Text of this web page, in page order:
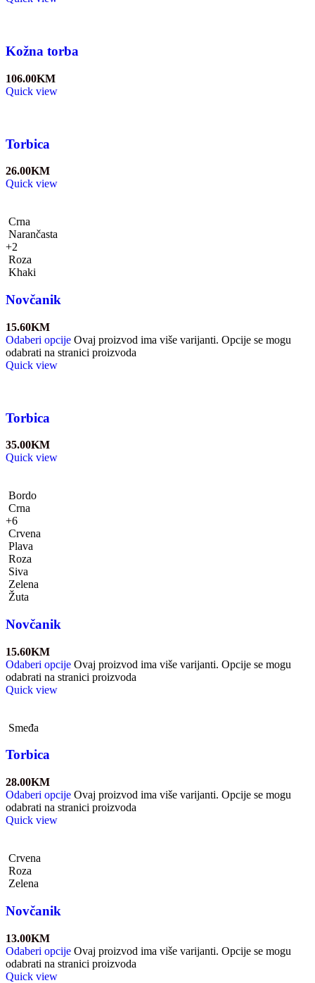
Kožna torba
106.00KM
Quick view
Torbica
26.00KM
Quick view
Crna
Narančasta
+2
Roza
Khaki
Novčanik
15.60KM
Odaberi opcije Ovaj proizvod ima više varijanti. Opcije se mogu
odabrati na stranici proizvoda
Quick view
Torbica
35.00KM
Quick view
Bordo
Crna
+6
Crvena
Plava
Roza
Siva
Zelena
Žuta
Novčanik
15.60KM
Odaberi opcije Ovaj proizvod ima više varijanti. Opcije se mogu
odabrati na stranici proizvoda
Quick view
Smeđa
Torbica
28.00KM
Odaberi opcije Ovaj proizvod ima više varijanti. Opcije se mogu
odabrati na stranici proizvoda
Quick view
Crvena
Roza
Zelena
Novčanik
13.00KM
Odaberi opcije Ovaj proizvod ima više varijanti. Opcije se mogu
odabrati na stranici proizvoda
Quick view